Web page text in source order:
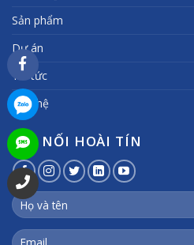
Sản phẩm
Dự án
Tin tức
Liên hệ
KẾT NỐI HOÀI TÍN